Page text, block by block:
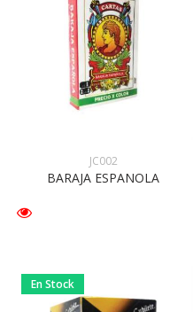
JC002
BARAJA ESPANOLA
En Stock